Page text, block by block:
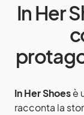
In Her
In Her Shoesè
racconta la